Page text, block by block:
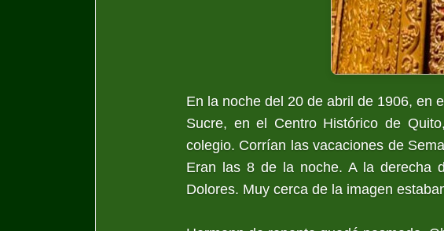
En la noche del 20 de abril de 1906, en
Sucre, en el Centro Histórico de
colegio. Corrían las vacaciones de
Eran las 8 de la noche. A la derecha
Dolores. Muy cerca de la imagen